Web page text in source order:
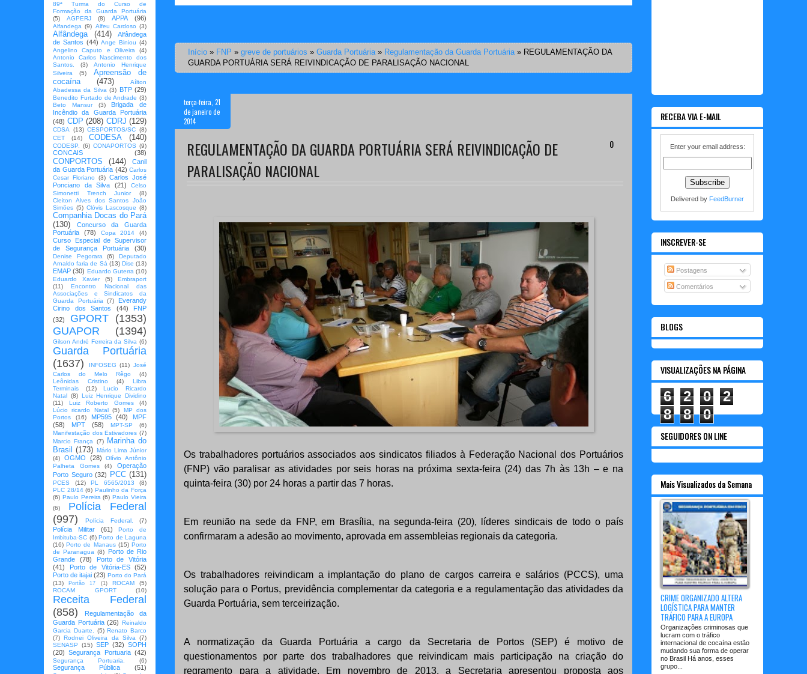
Início » FNP » greve de portuários » Guarda Portuária» Regulamentação da Guarda Portuária» REGULAMENTAÇÃO DA
GUARDA PORTUÁRIA SERÁ REIVINDICAÇÃO DE PARALISAÇÃO NACIONAL
terça-feira, 21
de janeiro de
2014
0
REGULAMENTAÇÃO DA GUARDA PORTUÁRIA SERÁ REIVINDICAÇÃO DE
PARALISAÇÃO NACIONAL
Os trabalhadores portuários associados aos sindicatos filiados à Federação Nacional dos Portuários
(FNP) vão paralisar as atividades por seis horas na próxima sexta-feira (24) das 7h às 13h – e na
quinta-feira (30) por 24 horas a partir das 7 horas.
Em reunião na sede da FNP, em Brasília, na segunda-feira (20), líderes sindicais de todo o país
confirmaram a adesão ao movimento, aprovada em assembleias regionais da categoria.
Os trabalhadores reivindicam a implantação do plano de cargos carreira e salários (PCCS), uma
solução para o Portus, previdência complementar da categoria e a regulamentação das atividades da
Guarda Portuária, sem terceirização.
A normatização da Guarda Portuária a cargo da Secretaria de Portos (SEP) é motivo de
questionamentos por parte dos trabalhadores que reivindicam mais participação na criação do
regramento para a atividade. Em novembro de 2013, a Secretaria apresentou proposta aos
89ª Turma do Curso de
Formação da Guarda Portuária
(5)
AGPERJ (8) APPA (96)
Alfandega (9) Alfeu Cardoso (3)
Alfândega (414)
Alfândega
de Santos (44) Ange Biniou (4)
Angelino Caputo e Oliveira
(4)
Antonio Carlos Nascimento dos
Santos.
(3)
Antonio Henrique
Silveira
(5)
Apreensão de
cocaína
(473)
Aílton
Abadessa da Silva (3) BTP (29)
Benedito Furtado de Andrade (3)
Beto Mansur
(3)
Brigada de
Incêndio da Guarda Portuária
(48) CDP (208) CDRJ (129)
CDSA (13) CESPORTOS/SC (8)
CET
(14) CODESA (140)
CODESP. (6) CONAPORTOS (9)
CONCAIS (38)
CONPORTOS (144)
Canil
da Guarda Portuária (42) Carlos
Cesar Floriano
(3) Carlos José
Ponciano da Silva
(21)
Celso
Simonetti Trench Junior
(8)
Cleiton Alves dos Santos João
Simões (5) Clóvis Lascosque (8)
Companhia Docas do Pará
(130)
Concurso da Guarda
Portuária
(78) Copa 2014 (4)
Curso Especial de Supervisor
de Segurança Portuária
(30)
Denise Pegorara (6)
Deputado
Arnaldo faria de Sá (13) Dise (13)
EMAP (30) Eduardo Guterra (10)
Eduardo Xavier
(5)
Embraport
(11)
Encontro Nacional das
Associações e Sindicatos da
Guarda Portuária
(7)
Everandy
Cirino dos Santos
(44)
FNP
(32)
GPORT (1353)
GUAPOR
(1394)
Gilson André Ferreira da Silva (6)
Guarda Portuária
(1637)
INFOSEG (11) José
Carlos do Melo Rêgo
(4)
Leônidas Cristino
(4)
Libra
Terminais
(12)
Lucio Ricardo
Natal (8) Luiz Henrique Dividino
(11)
Luiz Roberto Gomes
(4)
Lúcio ricardo Natal (5)
MP dos
Portos
(16) MP595 (40)
MPF
(58)
MPT (58) MPT-SP
(6)
Manifestação dos Estivadores (7)
Marcio França
(7)
Marinha do
Brasil
(173) Mário Lima Júnior
(4)
OGMO (28)
Olívio Antônio
Palheta Gomes
(4)
Operação
Porto Seguro (32) PCC (131)
PCES (12) PL 6565/2013
(8)
PLC 28/14 (6) Paulinho da Força
(6) Paulo Pereira (6) Paulo Vieira
(6)
Polícia Federal
(997)
Polícia Federal. (7)
Polícia Militar (61)
Porto de
Imbituba-SC (6) Porto de Laguna
(16) Porto de Manaus (15) Porto
de Paranagua (8)
Porto de Rio
Grande
(78)
Porto de Vitória
(41)
Porto de Vitória-ES
(52)
Porto de itajai (23) Porto do Pará
(13)
Portão 17 (1) ROCAM
(5)
ROCAM GPORT
(10)
Receita Federal
(858)
Regulamentação da
Guarda Portuária (26) Reinaldo
Garcia Duarte.
(5) Renato Barco
(7) Rodnei Oliveira da Silva
(7)
SENASP
(15) SEP (32) SOPH
(20)
Segurança Portuaria (42)
Segurança Portuaria. (6)
Segurança Pública (51)
RECEBA VIA E-MAIL
Enter your email address:
Delivered by FeedBurner
INSCREVER-SE
Postagens
Comentários
BLOGS
VISUALIZAÇÕES NA PÁGINA
6 2 0
2
8
8 0
SEGUIDORES ON LINE
Mais Visualizados da Semana
CRIME ORGANIZADO ALTERA
LOGÍSTICA PARA MANTER
TRÁFICO PARA A EUROPA
Organizações criminosas que
lucram com o tráfico
internacional de cocaína estão
mudando sua forma de operar
no Brasil Há anos, esses
grupo...